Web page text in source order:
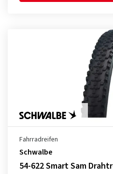
Fahrradreifen
Schwalbe
54-622 Smart Sam